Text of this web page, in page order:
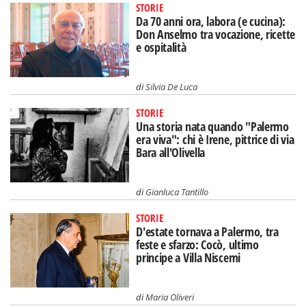
STORIE
Da 70 anni ora, labora (e cucina):
Don Anselmo tra vocazione, ricette
e ospitalità
diSilvia De Luca
STORIE
Una storia nata quando "Palermo
era viva": chi è Irene, pittrice di via
Bara all'Olivella
diGianluca Tantillo
STORIE
D'estate tornava a Palermo, tra
feste e sfarzo: Cocò, ultimo
principe a Villa Niscemi
diMaria Oliveri